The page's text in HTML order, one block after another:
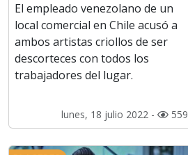
El empleado venezolano de un
local comercial en Chile acusó a
ambos artistas criollos de ser
descorteces con todos los
trabajadores del lugar.
lunes, 18 julio 2022 - 559